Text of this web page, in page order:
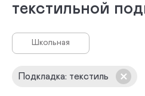
текстильной
Школьная
Подкладка: текстиль